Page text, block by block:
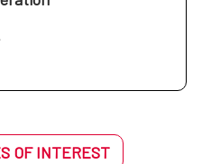
OF INTEREST